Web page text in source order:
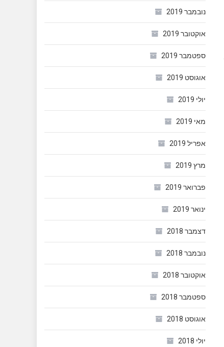
נובמבר 2019
אוקטובר 2019
ספטמבר 2019
אוגוסט 2019
יולי 2019
מאי 2019
אפריל 2019
מרץ 2019
פברואר 2019
ינואר 2019
דצמבר 2018
נובמבר 2018
אוקטובר 2018
ספטמבר 2018
אוגוסט 2018
יולי 2018